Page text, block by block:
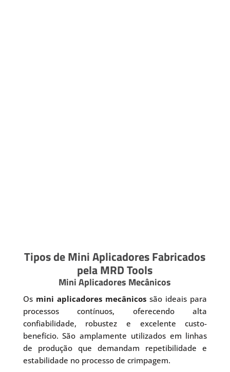
Tipos de Mini Aplicadores Fabricados
pela MRD Tools
Mini Aplicadores Mecânicos
Os mini aplicadores mecânicos são ideais para
processos contínuos, oferecendo alta
confiabilidade, robustez e excelente custo-
benefício. São amplamente utilizados em linhas
de produção que demandam repetibilidade e
estabilidade no processo de crimpagem.